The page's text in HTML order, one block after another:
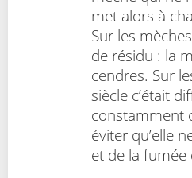
met alors à
Sur les
de résidu : la
cendres. Sur
siècle c’était
constamment
éviter qu’elle
et de la fumée